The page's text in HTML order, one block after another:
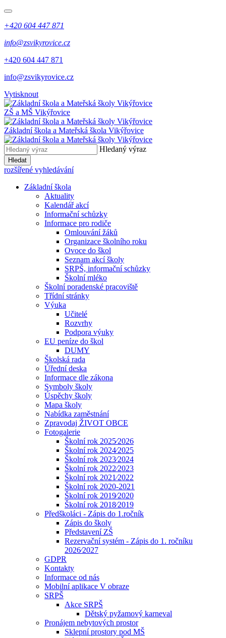
+420 604 447 871
info@zsvikyrovice.cz
+420 604 447 871
info@zsvikyrovice.cz
Vytisknout
ZŠ a MŠ Vikýřovice
Základní škola a Mateřská škola Vikýřovice
Hledaný výraz
Hledat
rozšířené vyhledávání
Základní škola
Aktuality
Kalendář akcí
Informační schůzky
Informace pro rodiče
Omlouvání žáků
Organizace školního roku
Ovoce do škol
Seznam akcí školy
SRPŠ, informační schůzky
Školní mléko
Školní poradenské pracoviště
Třídní stránky
Výuka
Učitelé
Rozvrhy
Podpora výuky
EU peníze do škol
DUMY
Školská rada
Úřední deska
Informace dle zákona
Symboly školy
Úspěchy školy
Mapa školy
Nabídka zaměstnání
Zpravodaj ŽIVOT OBCE
Fotogalerie
Školní rok 2025⁄2026
Školní rok 2024⁄2025
Školní rok 2023⁄2024
Školní rok 2022⁄2023
Školní rok 2021⁄2022
Školní rok 2020-2021
Školní rok 2019⁄2020
Školní rok 2018⁄2019
Předškoláci - Zápis do 1.ročník
Zápis do školy
Představení ZŠ
Rezervační systém - Zápis do 1. ročníku
2026⁄2027
GDPR
Kontakty
Informace od nás
Mobilní aplikace V obraze
SRPŠ
Akce SRPŠ
Dětský pyžamový karneval
Pronájem nebytových prostor
Sklepní prostory pod MŠ